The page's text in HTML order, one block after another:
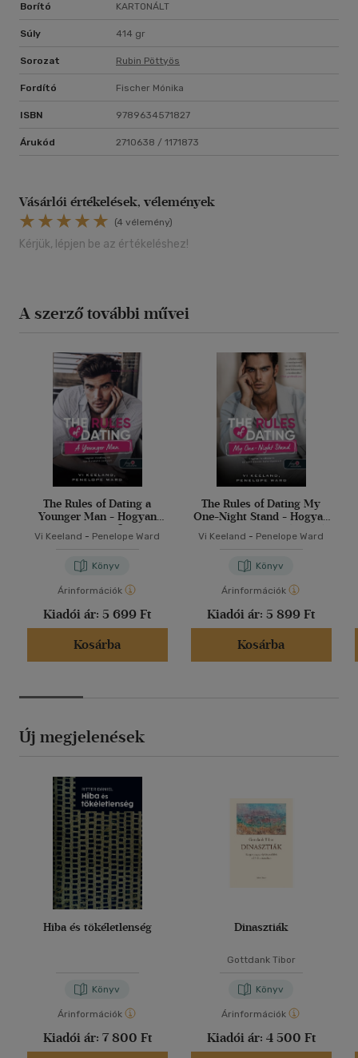
Borító KARTONÁLT
Súly 414 gr
Sorozat Rubin Pöttyös
Fordító Fischer Mónika
ISBN 9789634571827
Árukód 2710638 / 1171873
Vásárlói értékelések, vélemények
(4 vélemény)
Kérjük, lépjen be az értékeléshez!
A szerző további művei
The Rules of Dating a
Younger Man - Hogyan
randizzunk egy fiatalabb
pasival?
Vi Keeland - Penelope Ward
Könyv
Árinformációk
Kiadói ár: 5 699 Ft
Kosárba
The Rules of Dating My
One-Night Stand - Hogyan
kalandunkkal?
Vi Keeland - Penelope Ward
Könyv
Árinformációk
Kiadói ár: 5 899 Ft
Kosárba
Új megjelenések
Hiba és tökéletlenség
Könyv
Árinformációk
Kiadói ár: 7 800 Ft
Dinasztiák
Gottdank Tibor
Könyv
Árinformációk
Kiadói ár: 4 500 Ft